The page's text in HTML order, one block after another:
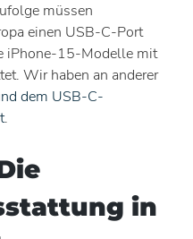
müssen
einen USB-C-Port
iPhone-15-Modelle mit
Wir haben an anderer
dem USB-C-
.
in